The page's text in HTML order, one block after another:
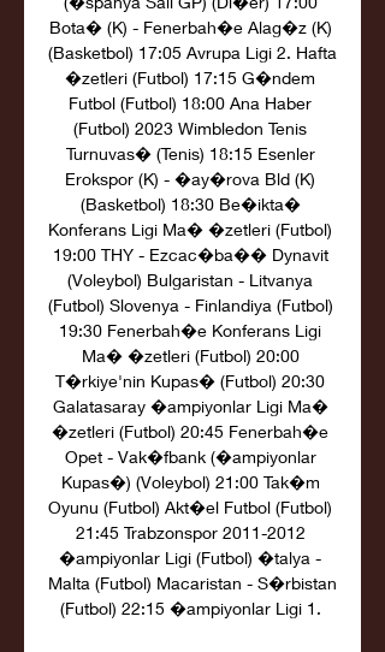
Bota� (K) - Fenerbah�e Alag�z (K)
(Basketbol) 17:05 Avrupa Ligi 2. Hafta
�zetleri (Futbol) 17:15 G�ndem
Futbol (Futbol) 18:00 Ana Haber
(Futbol) 2023 Wimbledon Tenis
Turnuvas� (Tenis) 18:15 Esenler
Erokspor (K) - �ay�rova Bld (K)
(Basketbol) 18:30 Be�ikta�
Konferans Ligi Ma� �zetleri (Futbol)
19:00 THY - Ezcac�ba�� Dynavit
(Voleybol) Bulgaristan - Litvanya
(Futbol) Slovenya - Finlandiya (Futbol)
19:30 Fenerbah�e Konferans Ligi
Ma� �zetleri (Futbol) 20:00
T�rkiye'nin Kupas� (Futbol) 20:30
Galatasaray �ampiyonlar Ligi Ma�
�zetleri (Futbol) 20:45 Fenerbah�e
Opet - Vak�fbank (�ampiyonlar
Kupas�) (Voleybol) 21:00 Tak�m
Oyunu (Futbol) Akt�el Futbol (Futbol)
21:45 Trabzonspor 2011-2012
�ampiyonlar Ligi (Futbol) �talya -
Malta (Futbol) Macaristan - S�rbistan
(Futbol) 22:15 �ampiyonlar Ligi 1.